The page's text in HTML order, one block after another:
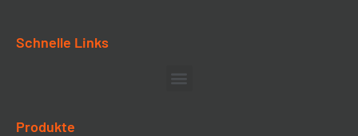
Schnelle Links
Produkte